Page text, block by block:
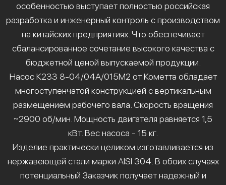
особенностью выступает полностью российская
разработка и инженерный контроль с производством
на китайских предприятиях. Что обеспечивает
сбалансированное сочетание высокого качества с
бюджетной ценой выпускаемой продукции.
Насос К233 8-04/04А/015М2 от Кометта обладает
многоступенчатой конструкцией с вертикальным
размещением рабочего вала. Скорость вращения
~2900 об/мин. Мощность двигателя равняется 1,5
кВт. Вес насоса - 15 кг.
Изделие практически целиком изготавливается из
нержавеющей стали марки AISI 304. В обоих случаях
потенциальный Заказчик получает надежный и